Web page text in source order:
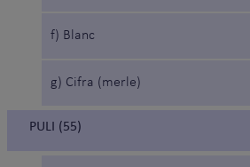
f) Blanc
g) Cifra (merle)
PULI (55)